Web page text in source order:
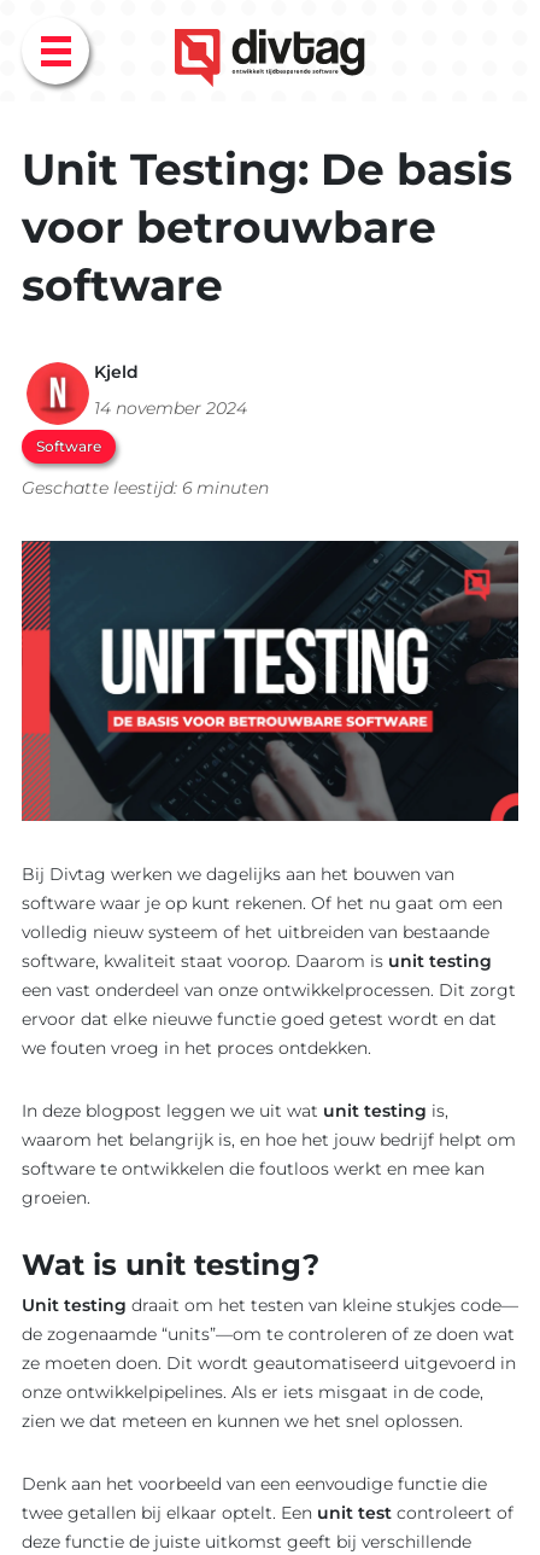
Menu
Unit Testing: De basis
voor betrouwbare
software
Kjeld
14 november 2024
Software
Geschatte leestijd: 6 minuten
Bij Divtag werken we dagelijks aan het bouwen van
software waar je op kunt rekenen. Of het nu gaat om een
volledig nieuw systeem of het uitbreiden van bestaande
software, kwaliteit staat voorop. Daarom is unit testing
een vast onderdeel van onze ontwikkelprocessen. Dit zorgt
ervoor dat elke nieuwe functie goed getest wordt en dat
we fouten vroeg in het proces ontdekken.
In deze blogpost leggen we uit wat unit testing is,
waarom het belangrijk is, en hoe het jouw bedrijf helpt om
software te ontwikkelen die foutloos werkt en mee kan
groeien.
Wat is unit testing?
Unit testing draait om het testen van kleine stukjes code—
de zogenaamde “units”—om te controleren of ze doen wat
ze moeten doen. Dit wordt geautomatiseerd uitgevoerd in
onze ontwikkelpipelines. Als er iets misgaat in de code,
zien we dat meteen en kunnen we het snel oplossen.
Denk aan het voorbeeld van een eenvoudige functie die
twee getallen bij elkaar optelt. Een unit test controleert of
deze functie de juiste uitkomst geeft bij verschillende